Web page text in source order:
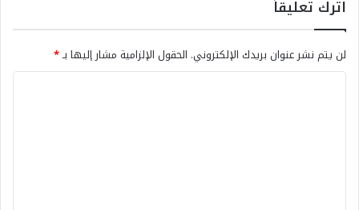
اترك تعليقاً
لن يتم نشر عنوان بريدك الإلكتروني. الحقول الإلزامية مشار إليها بـ*